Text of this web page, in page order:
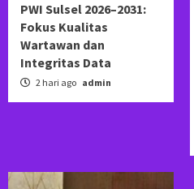
PWI Sulsel 2026–2031:
Fokus Kualitas
Wartawan dan
Integritas Data
2 hari ago admin